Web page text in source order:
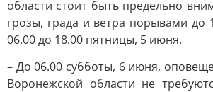
области стоит быть предельно
грозы, града и ветра порывами до
06.00 до 18.00 пятницы, 5 июня.
– До 06.00 субботы, 6 июня,
Воронежской области не